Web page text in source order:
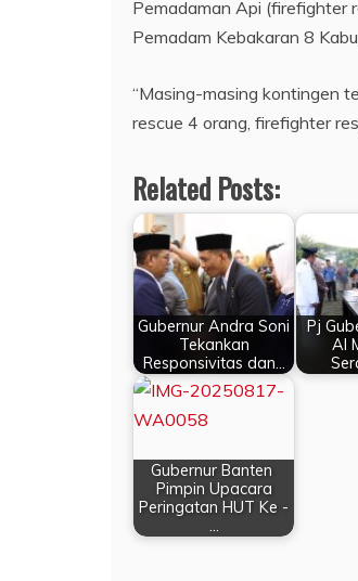
Pemadaman Api (firefighter
Pemadam Kebakaran 8
“Masing-masing kontingen
rescue 4 orang, firefighter
Related Posts:
Gubernur Andra Soni
Tekankan
Responsivitas dan…
Pj
Al
Gubernur Banten
Pimpin Upacara
Peringatan HUT Ke -
…